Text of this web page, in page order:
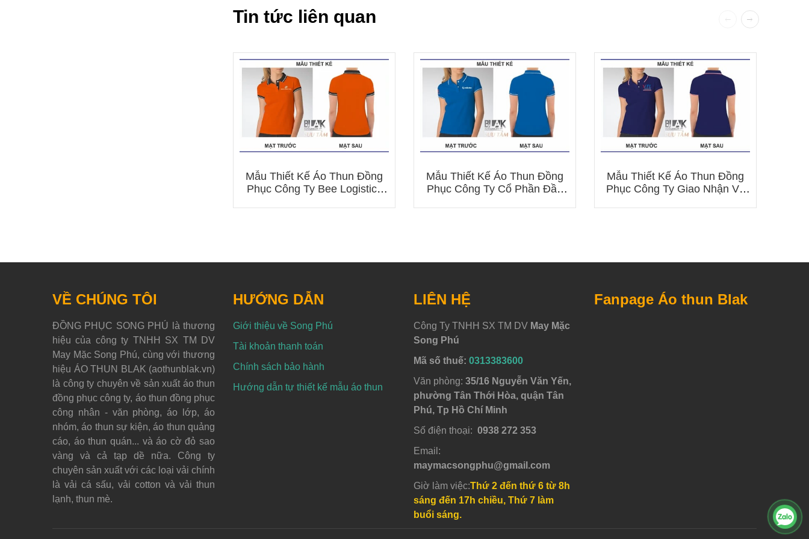
Tin tức liên quan
Mẫu Thiết Kế Áo Thun Đồng
Phục Công Ty Bee Logistics
Mẫu Thiết Kế Áo Thun Đồng
Phục Công Ty Cổ Phần Đầu
Mẫu Thiết Kế Áo Thun Đồng
Phục Công Ty Giao Nhận Và
VỀ CHÚNG TÔI
ĐỒNG PHỤC SONG PHÚ là thương
hiệu của công ty TNHH SX TM DV
May Mặc Song Phú, cùng với thương
hiệu ÁO THUN BLAK (aothunblak.vn)
là công ty chuyên về sản xuất áo thun
đồng phục công ty, áo thun đồng phục
công nhân - văn phòng, áo lớp, áo
nhóm, áo thun sự kiện, áo thun quảng
cáo, áo thun quán... và áo cờ đỏ sao
vàng và cả tạp dề nữa. Công ty
chuyên sản xuất với các loại vải chính
là vải cá sấu, vải cotton và vải thun
lạnh, thun mè.
HƯỚNG DẪN
Giới thiệu về Song Phú
Tài khoản thanh toán
Chính sách bảo hành
Hướng dẫn tự thiết kế mẫu áo thun
LIÊN HỆ
Công Ty TNHH SX TM DV May Mặc
Song Phú
Mã số thuế: 0313383600
Văn phòng: 35/16 Nguyễn Văn Yến,
phường Tân Thới Hòa, quận Tân
Phú, Tp Hồ Chí Minh
Số điện thoại: 0938 272 353
Email:
maymacsongphu@gmail.com
Giờ làm việc:Thứ 2 đến thứ 6 từ 8h
sáng đến 17h chiều, Thứ 7 làm
buổi sáng.
Fanpage Áo thun Blak